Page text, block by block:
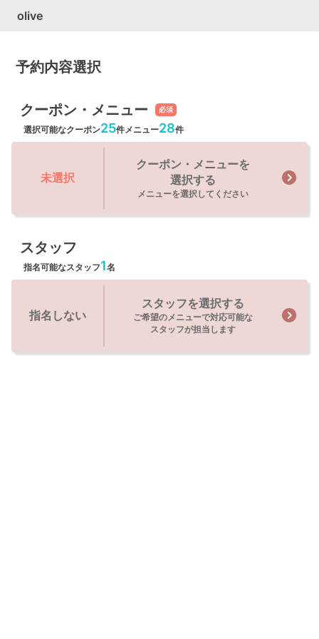
olive
予約内容選択
クーポン・メニュー 必須
選択可能なクーポン25件 メニュー28件
未選択
クーポン・メニューを
選択する
メニューを選択してください
スタッフ
指名可能なスタッフ1名
指名しない
スタッフを選択する
ご希望のメニューで対応可能な
スタッフが担当します